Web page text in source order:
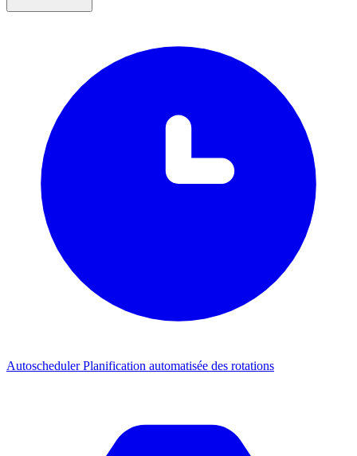
AutoschedulerPlanification automatisée des rotations